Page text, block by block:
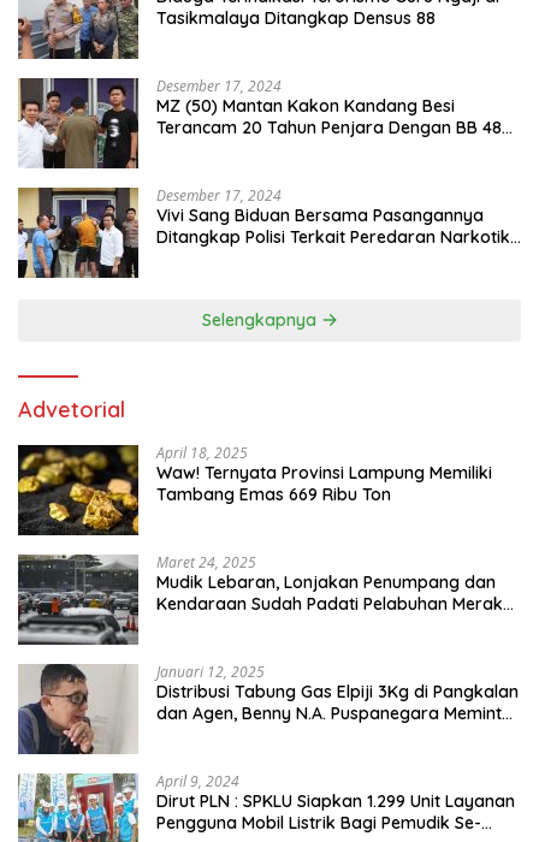
Tasikmalaya Ditangkap Densus 88
Desember 17, 2024
MZ (50) Mantan Kakon Kandang Besi
Terancam 20 Tahun Penjara Dengan BB 48
Desember 17, 2024
Vivi Sang Biduan Bersama Pasangannya
Ditangkap Polisi Terkait Peredaran Narkotika
Selengkapnya
Advetorial
April 18, 2025
Waw! Ternyata Provinsi Lampung Memiliki
Tambang Emas 669 Ribu Ton
Maret 24, 2025
Mudik Lebaran, Lonjakan Penumpang dan
Kendaraan Sudah Padati Pelabuhan Merak
Januari 12, 2025
Distribusi Tabung Gas Elpiji 3Kg di Pangkalan
dan Agen, Benny N.A. Puspanegara Meminta
April 9, 2024
Dirut PLN : SPKLU Siapkan 1.299 Unit Layanan
Pengguna Mobil Listrik Bagi Pemudik Se-